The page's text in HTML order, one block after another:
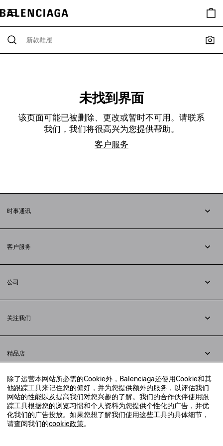
除了运营本网站所必需的Cookie外，Balenciaga还使用Cookie和其
他跟踪工具来记住您的偏好，并为您提供额外的服务，以评估我们
网站的性能以及提高我们对您兴趣的了解。我们的合作伙伴使用跟
踪工具根据您的浏览习惯和个人资料为您提供个性化的广告，并优
化我们的广告投放。如果您想了解我们使用这些工具的具体细节，
请查阅我们的cookie政策。
未找到界面
该页面可能已被删除、更改或暂时不可用。请联系
我们，我们将很高兴为您提供帮助。
客户服务
时事通讯
客户服务
配送方式
支付
常见问题解答
公司
法律问题
联合国世界粮食计划署
举报平台
关注我们
小红书
精品店
寻找附近的精品店
实时聊天客服
发送邮件
我们将在24小时内给予回复
联系我们：400-610-6018
© 2020 巴黎世家贸易（上海）有限公司